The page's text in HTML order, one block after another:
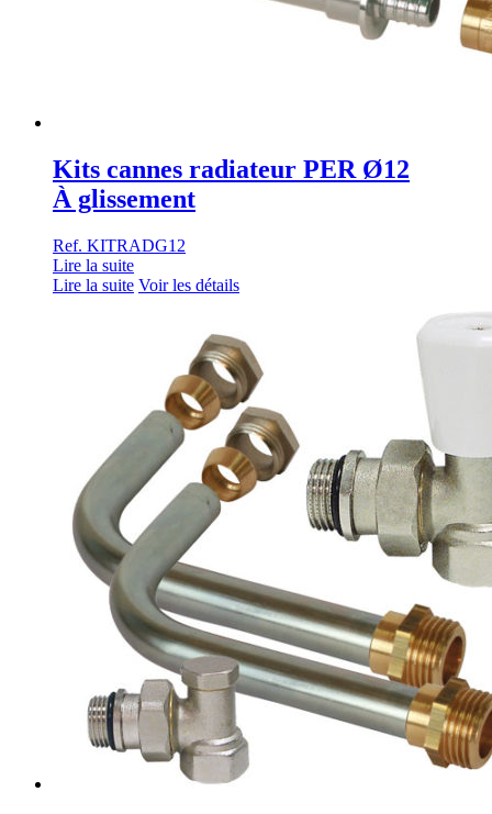
Kits cannes radiateur PER Ø12
À glissement
Ref. KITRADG12
Lire la suite
Lire la suite Voir les détails